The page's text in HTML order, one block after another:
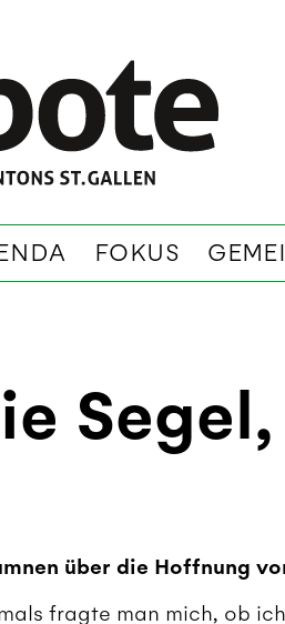
FOKUS
über die Hoffnung
fragte man mich, ob